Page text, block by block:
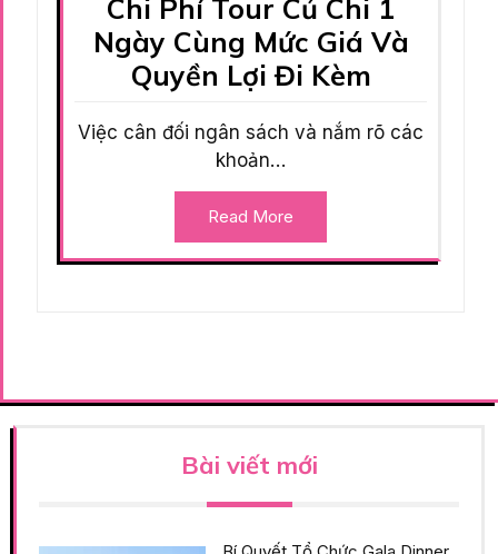
Chi Phí Tour Củ Chi 1
Ngày Cùng Mức Giá Và
Quyền Lợi Đi Kèm
Việc cân đối ngân sách và nắm rõ các
khoản…
Read More
Bài viết mới